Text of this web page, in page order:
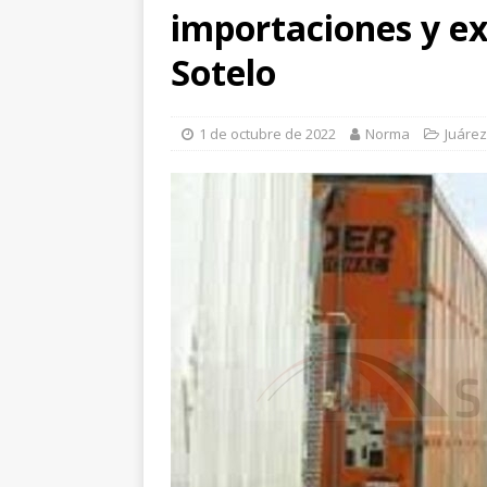
el Parque Colibrí
respaldo
importaciones y
Sotelo
1 de octubre de 2022 Norma Juárez